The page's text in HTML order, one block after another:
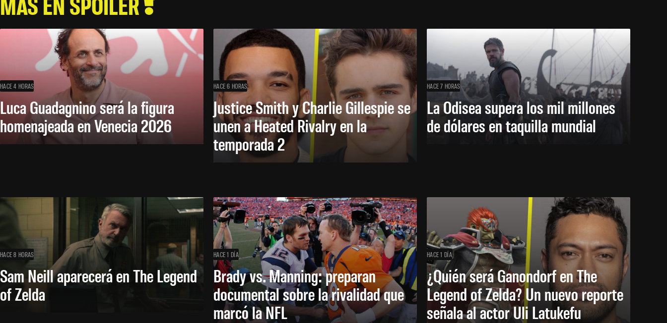
HACE 4 HORAS
Luca Guadagnino será la figura
homenajeada en Venecia 2026
HACE 6 HORAS
Justice Smith y Charlie Gillespie se
unen a Heated Rivalry en la
temporada 2
HACE 7 HORAS
La Odisea supera los mil millones
de dólares en taquilla mundial
HACE 8 HORAS
Sam Neill aparecerá en The Legend
of Zelda
HACE 1 DÍA
Brady vs. Manning: preparan
documental sobre la rivalidad que
marcó la NFL
HACE 1 DÍA
¿Quién será Ganondorf en The
Legend of Zelda? Un nuevo reporte
señala al actor Uli Latukefu